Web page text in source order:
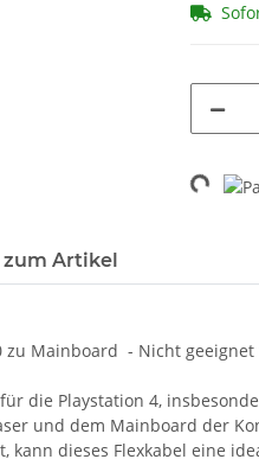
Loading...
zum Artikel
zu Mainboard - Nicht
die Playstation 4,
und dem Mainboard der
dieses Flexkabel eine